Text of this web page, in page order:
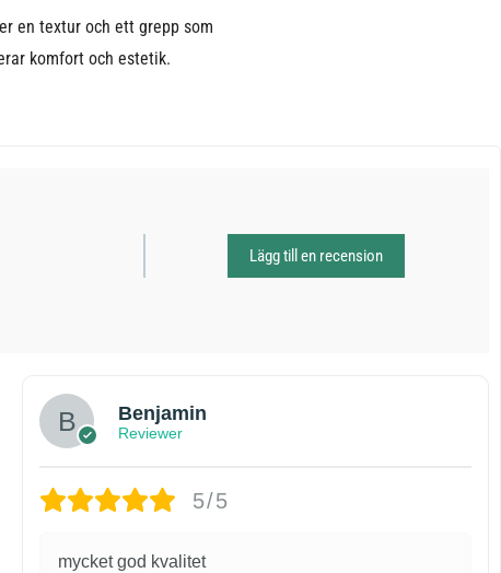
en textur och ett grepp som
komfort och estetik.
Lägg till en recension
Benjamin
Reviewer
5/5
mycket god kvalitet